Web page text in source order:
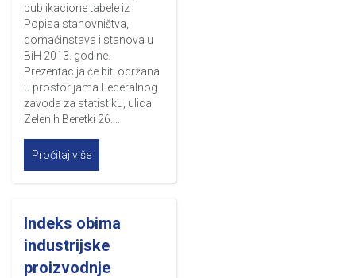
publikacione tabele iz
Popisa stanovništva,
domaćinstava i stanova u
BiH 2013. godine.
Prezentacija će biti održana
u prostorijama Federalnog
zavoda za statistiku, ulica
Zelenih Beretki 26.…
Pročitaj više
Indeks obima
industrijske
proizvodnje